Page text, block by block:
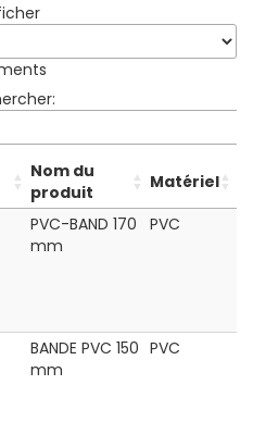
Nom du
produit
Matériel
PVC-BAND 170
mm
PVC
BANDE PVC 150
mm
PVC